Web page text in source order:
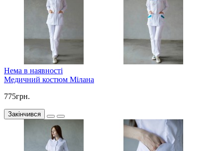
Нема в наявності
Медичний костюм Мілана
775грн.
Закінчився